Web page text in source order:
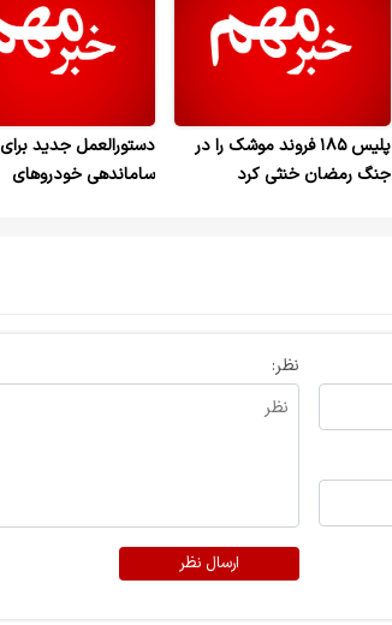
پلیس ۱۸۵ فروند موشک را در
جنگ رمضان خنثی کرد
دستورالعمل جدید برای
ساماندهی خودروهای
نظر:
ارسال نظر